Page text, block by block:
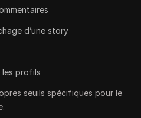
d’une story
les profils
seuils spécifiques pour le